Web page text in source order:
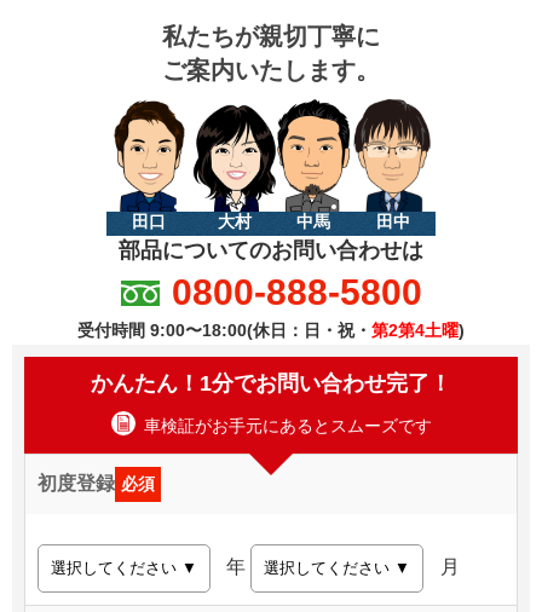
私たちが親切丁寧に
ご案内いたします。
田口 大村 中馬 田中
部品についてのお問い合わせは
0800-888-5800
受付時間 9:00〜18:00(休日：日・祝・ 第2第4土曜)
かんたん！1分でお問い合わせ完了！
車検証がお手元にあるとスムーズです
初度登録 必須
年 月